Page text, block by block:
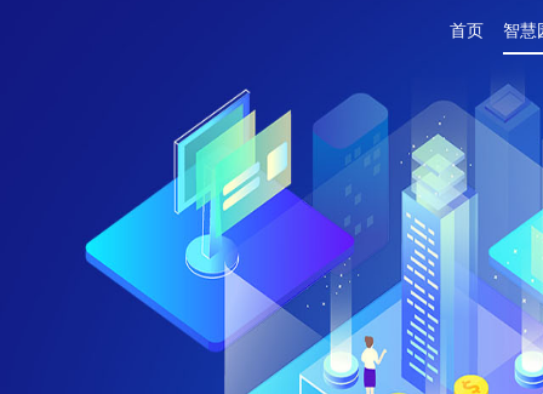
首页 智慧